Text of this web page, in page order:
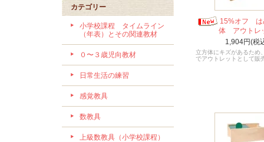
カテゴリー
小学校課程 タイムライン
（年表）とその関連教材
０〜３歳児向教材
日常生活の練習
感覚教具
数教具
上級数教具（小学校課程）
15%オフ は
体 アウトレ
1,904円(税
立方体にキズがあるため
でアウトレットとして販